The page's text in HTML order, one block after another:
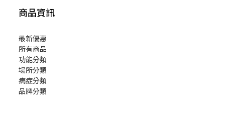
商品資訊
最新優惠
所有商品
功能分類
場所分類
病症分類
品牌分類